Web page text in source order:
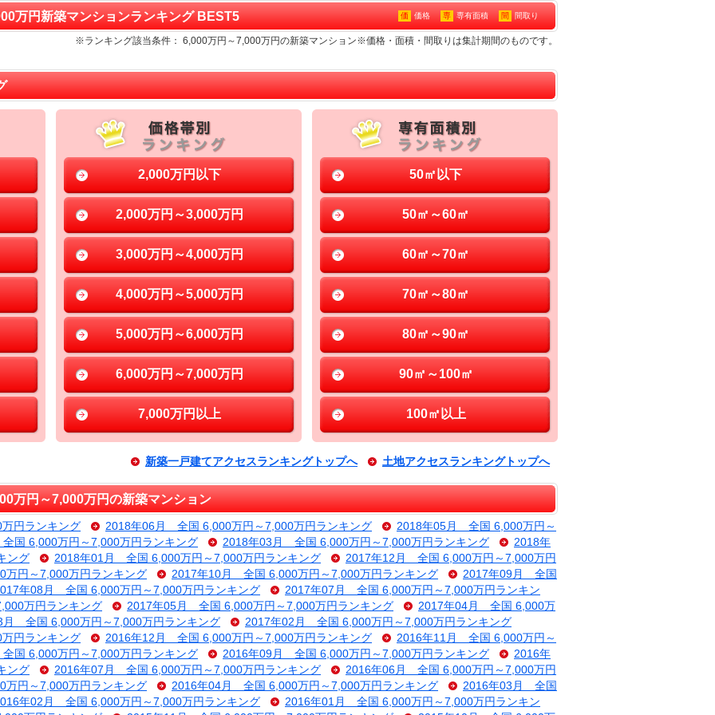
万円新築マンションランキング BEST5 価 価格 専 専有面積 間 間取り
※ランキング該当条件： 6,000万円～7,000万円の新築マンション※価格・面積・間取りは集計期間のものです。
2,000万円以下
2,000万円～3,000万円
3,000万円～4,000万円
4,000万円～5,000万円
5,000万円～6,000万円
6,000万円～7,000万円
7,000万円以上
50㎡以下
50㎡～60㎡
60㎡～70㎡
70㎡～80㎡
80㎡～90㎡
90㎡～100㎡
100㎡以上
新築一戸建てアクセスランキングトップへ 土地アクセスランキングトップへ
万円～7,000万円の新築マンション
円ランキング 2018年06月 全国 6,000万円～7,000万円ランキング
2018年05月 全国 6,000万円～
国 6,000万円～7,000万円ランキング
2018年03月 全国 6,000万円～7,000万円ランキング
2018年
ング
2018年01月 全国 6,000万円～7,000万円ランキング
2017年12月 全国 6,000万円～7,000万円
円～7,000万円ランキング
2017年10月 全国 6,000万円～7,000万円ランキング
2017年09月 全国
年08月 全国 6,000万円～7,000万円ランキング
2017年07月 全国 6,000万円～7,000万円ランキン
万円ランキング
2017年05月 全国 6,000万円～7,000万円ランキング
2017年04月 全国 6,000万
月 全国 6,000万円～7,000万円ランキング
2017年02月 全国 6,000万円～7,000万円ランキング
円ランキング
2016年12月 全国 6,000万円～7,000万円ランキング
2016年11月 全国 6,000万円～
国 6,000万円～7,000万円ランキング
2016年09月 全国 6,000万円～7,000万円ランキング
2016年
ング
2016年07月 全国 6,000万円～7,000万円ランキング
2016年06月 全国 6,000万円～7,000万円
円～7,000万円ランキング
2016年04月 全国 6,000万円～7,000万円ランキング
2016年03月 全国
年02月 全国 6,000万円～7,000万円ランキング
2016年01月 全国 6,000万円～7,000万円ランキン